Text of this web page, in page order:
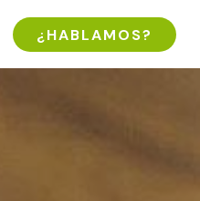
¿HABLAMOS?